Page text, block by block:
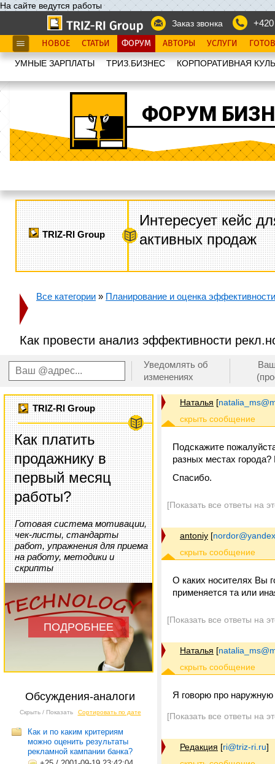
На сайте ведутся работы
Заказ звонка
НОВОЕ СТАТЬИ ФОРУМ АВТОРЫ УСЛУГИ
УМНЫЕ ЗАРПЛАТЫ ТРИЗ.БИЗНЕС КОРПОРАТИВНАЯ
ФОРУМ
TRIZ-RI Group
Интересует кейс
активных продаж
Все категории » Планирование и оценка
Как провести анализ эффективности
Уведомлять об
изменениях
TRIZ-RI Group
Как платить
продажнику в
первый месяц
работы?
Готовая система мотивации,
чек-листы, стандарты
работ, упражнения для приема
на работу, методики и
скрипты
ПОДРОБНЕЕ
Обсуждения-аналоги
Скрыть / Показать Сортировать по дате
Как и по каким критериям
можно оценить результаты
рекламной кампании банка?
Наталья [
Подскажите
разных местах
Спасибо.
[Показать все ответы на
antoniy [
О каких носителях Вы
применяется та или
[Показать все ответы на
Наталья [
Я говорю про наружную
[Показать все ответы на
Редакция [ri@triz-ri.ru]